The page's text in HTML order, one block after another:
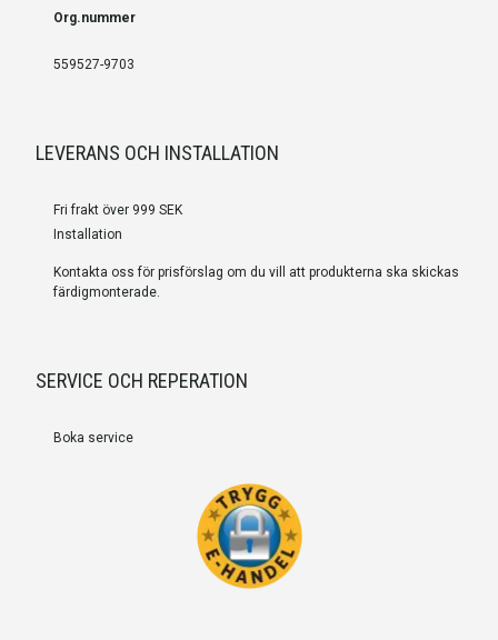
Org.nummer
559527-9703
LEVERANS OCH INSTALLATION
Fri frakt över 999 SEK
Installation
Kontakta oss för prisförslag om du vill att produkterna ska skickas
färdigmonterade.
SERVICE OCH REPERATION
Boka service